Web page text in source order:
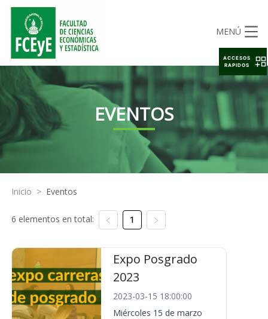
MENÚ
EVENTOS
Inicio > Eventos
6 elementos en total: 1
Expo Posgrado
2023
2023-03-15 18:00:00
Miércoles 15 de marzo
ACCESOS
RAPIDOS